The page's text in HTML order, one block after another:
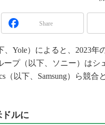
アの新トレンド
が仕掛けた社内
展望」
Share
Yole）によると、2023年
プ（以下、ソニー）はシ
（以下、Samsung）ら競合
ドルに